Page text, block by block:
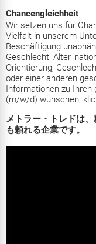
Chancengleichheit
Wir setzen uns für
Vielfalt in unserem
Beschäftigung
Geschlecht, Alter,
Orientierung,
oder einer anderen
Informationen zu Ihren
(m/w/d) wünschen,
メトラー・トレドは
も頼れる企業です。